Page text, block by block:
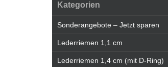
Kategorien
Sonderangebote – Jetzt sparen
Lederriemen 1,1 cm
Lederriemen 1,4 cm (mit D-Ring)